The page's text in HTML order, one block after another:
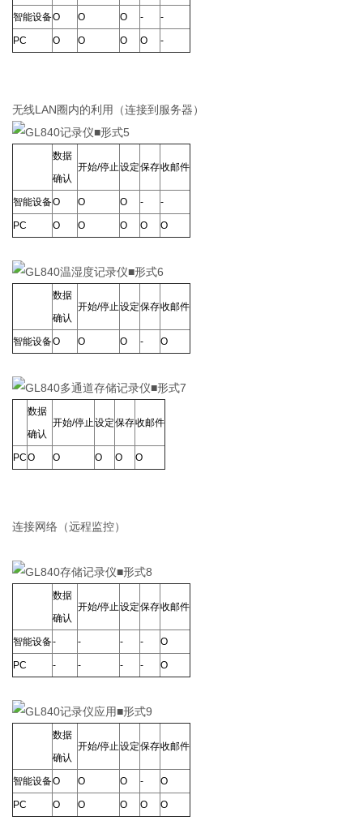
智能设备Ο Ο Ο - -
PC Ο Ο Ο Ο -
无线LAN圈内的利用（连接到服务器）
■形式5
数据
确认
开始/停止设定保存收邮件
智能设备Ο Ο Ο - -
PC Ο Ο Ο Ο Ο
■形式6
数据
确认
开始/停止设定保存收邮件
智能设备Ο Ο Ο - Ο
■形式7
数据
确认
开始/停止设定保存收邮件
PCΟ Ο Ο Ο Ο
连接网络（远程监控）
■形式8
数据
确认
开始/停止设定保存收邮件
智能设备- - - - Ο
PC - - - - Ο
■形式9
数据
确认
开始/停止设定保存收邮件
智能设备Ο Ο Ο - Ο
PC Ο Ο Ο Ο Ο